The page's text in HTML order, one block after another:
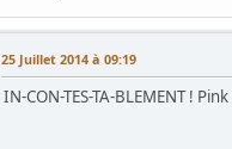
25 Juillet 2014 à 09:19
IN-CON-TES-TA-BLEMENT !